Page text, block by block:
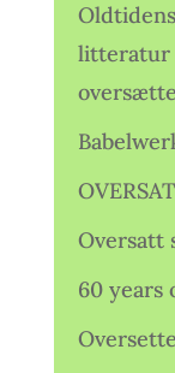
litteratur
OVERSAT
Oversatt
60 years